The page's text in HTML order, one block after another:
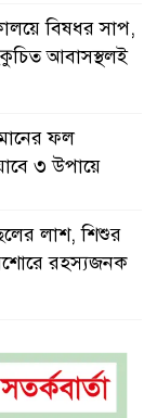
বিষধর সাপ,
আবাসস্থলই
ফল
৩ উপায়ে
লাশ, শিশুর
রহস্যজনক
মাথা ও